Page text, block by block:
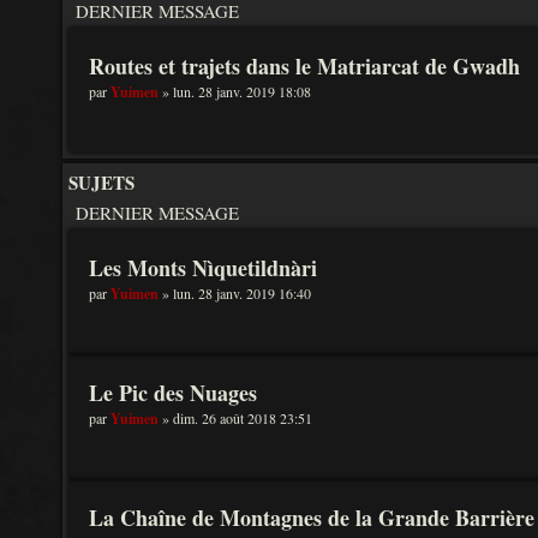
DERNIER MESSAGE
Routes et trajets dans le Matriarcat de Gwadh
parYuimen» lun. 28 janv. 2019 18:08
SUJETS
DERNIER MESSAGE
Les Monts Nìquetildnàri
parYuimen» lun. 28 janv. 2019 16:40
Le Pic des Nuages
parYuimen» dim. 26 août 2018 23:51
La Chaîne de Montagnes de la Grande Barrière